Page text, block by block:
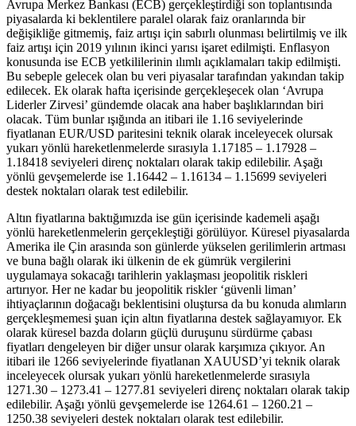
Avrupa Merkez Bankası (ECB) gerçekleştirdiği son toplantısında
piyasalarda ki beklentilere paralel olarak faiz oranlarında bir
değişikliğe gitmemiş, faiz artışı için sabırlı olunması belirtilmiş ve ilk
faiz artışı için 2019 yılının ikinci yarısı işaret edilmişti. Enflasyon
konusunda ise ECB yetkililerinin ılımlı açıklamaları takip edilmişti.
Bu sebeple gelecek olan bu veri piyasalar tarafından yakından takip
edilecek. Ek olarak hafta içerisinde gerçekleşecek olan ‘Avrupa
Liderler Zirvesi’ gündemde olacak ana haber başlıklarından biri
olacak. Tüm bunlar ışığında an itibari ile 1.16 seviyelerinde
fiyatlanan EUR/USD paritesini teknik olarak inceleyecek olursak
yukarı yönlü hareketlenmelerde sırasıyla 1.17185 – 1.17928 –
1.18418 seviyeleri direnç noktaları olarak takip edilebilir. Aşağı
yönlü gevşemelerde ise 1.16442 – 1.16134 – 1.15699 seviyeleri
destek noktaları olarak test edilebilir.
Altın fiyatlarına baktığımızda ise gün içerisinde kademeli aşağı
yönlü hareketlenmelerin gerçekleştiği görülüyor. Küresel piyasalarda
Amerika ile Çin arasında son günlerde yükselen gerilimlerin artması
ve buna bağlı olarak iki ülkenin de ek gümrük vergilerini
uygulamaya sokacağı tarihlerin yaklaşması jeopolitik riskleri
artırıyor. Her ne kadar bu jeopolitik riskler ‘güvenli liman’
ihtiyaçlarının doğacağı beklentisini oluştursa da bu konuda alımların
gerçekleşmemesi şuan için altın fiyatlarına destek sağlayamıyor. Ek
olarak küresel bazda doların güçlü duruşunu sürdürme çabası
fiyatları dengeleyen bir diğer unsur olarak karşımıza çıkıyor. An
itibari ile 1266 seviyelerinde fiyatlanan XAUUSD’yi teknik olarak
inceleyecek olursak yukarı yönlü hareketlenmelerde sırasıyla
1271.30 – 1273.41 – 1277.81 seviyeleri direnç noktaları olarak takip
edilebilir. Aşağı yönlü gevşemelerde ise 1264.61 – 1260.21 –
1250.38 seviyeleri destek noktaları olarak test edilebilir.